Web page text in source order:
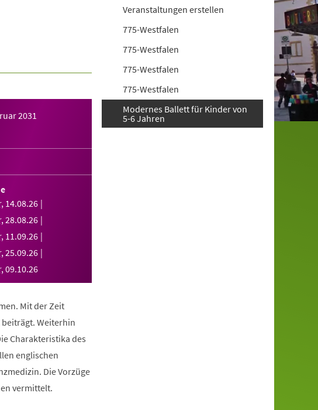
2031
, 14.08.26
,28.08.26
, 11.09.26
,25.09.26
,09.10.26
Mit der Zeit
Weiterhin
Charakteristika des
englischen
Die Vorzüge
vermittelt.
Veranstaltungen erstellen
775-Westfalen
775-Westfalen
775-Westfalen
775-Westfalen
Modernes Ballett für Kinder von
5-6 Jahren